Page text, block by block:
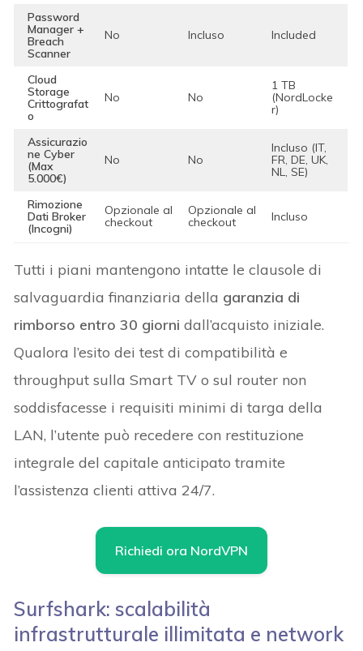
Password
Manager +
Breach
Scanner
No Incluso Included
Cloud
Storage
Crittografat
o
No No
1 TB
(NordLocke
r)
Assicurazio
ne Cyber
(Max
5.000€)
No No
Incluso (IT,
FR, DE, UK,
NL, SE)
Rimozione
Dati Broker
(Incogni)
Opzionale al
checkout
Opzionale al
checkout
Incluso
Tutti i piani mantengono intatte le clausole di
salvaguardia finanziaria della garanzia di
rimborso entro 30 giorni dall’acquisto iniziale.
Qualora l’esito dei test di compatibilità e
throughput sulla Smart TV o sul router non
soddisfacesse i requisiti minimi di targa della
LAN, l’utente può recedere con restituzione
integrale del capitale anticipato tramite
l’assistenza clienti attiva 24/7.
Richiedi ora NordVPN
Surfshark: scalabilità
infrastrutturale illimitata e network